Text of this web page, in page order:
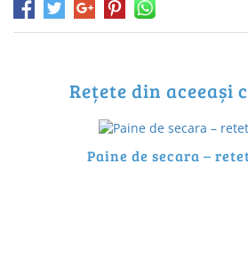
Rețete din aceeași
Paine de secara –